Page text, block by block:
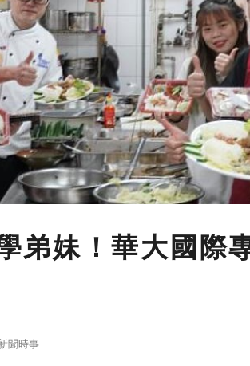
弟妹！華大國際
聞時事